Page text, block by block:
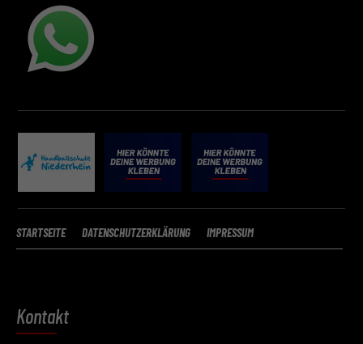
STARTSEITE DATENSCHUTZERKLÄRUNG IMPRESSUM
Kontakt